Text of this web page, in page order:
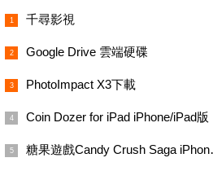
千尋影視
Google Drive 雲端硬碟
PhotoImpact X3下載
Coin Dozer for iPad iPhone/iPad版
糖果遊戲Candy Crush Saga iPhone/iPad 版